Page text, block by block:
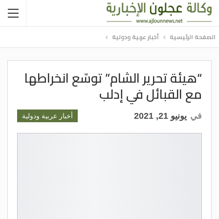
الصفحة الرئيسية أخبار عربية ودولية
“هيئة تحرير الشام” توسّع انخراطها
مع القبائل في إدلب
أخبار عربية ودولية في يونيو 21, 2021